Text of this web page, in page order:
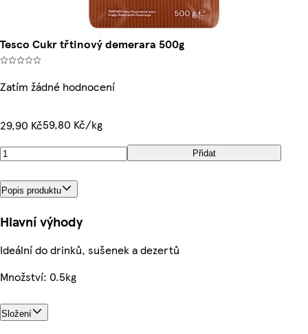
Tesco Cukr třtinový demerara 500g
Zatím žádné hodnocení
29,90 Kč59,80 Kč/kg
Přidat
Popis produktu
Hlavní výhody
Ideální do drinků, sušenek a dezertů
Množství: 0.5kg
Složení